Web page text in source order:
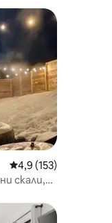
Средна оценка: 4,9
4,9 (153)
скали,